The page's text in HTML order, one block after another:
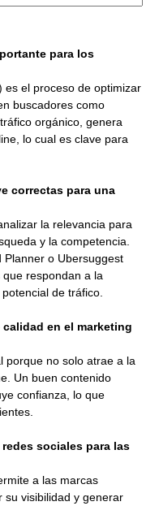
para los
es el proceso de optimizar
buscadores como
orgánico, genera
lo cual es clave para
correctas para una
la relevancia para
y la competencia.
Planner o Ubersuggest
respondan a la
de tráfico.
en el marketing
porque no solo atrae a la
Un buen contenido
confianza, lo que
sociales para las
a las marcas
su visibilidad y generar